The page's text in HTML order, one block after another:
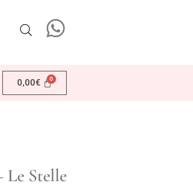
0,00€
Stelle